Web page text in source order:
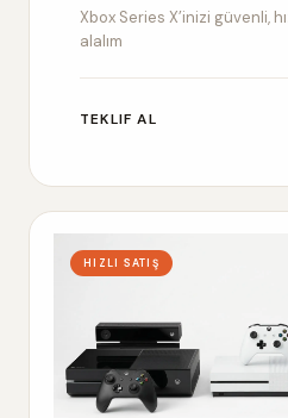
Xbox Series X’inizi güvenli,
alalım
TEKLIF AL
HIZLI SATIŞ